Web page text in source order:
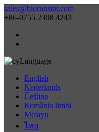
sales@biorunstar.com
+86-0755 2308 4243
Language
English
Nederlands
Čeština
România limbi
Melayu
ไทย